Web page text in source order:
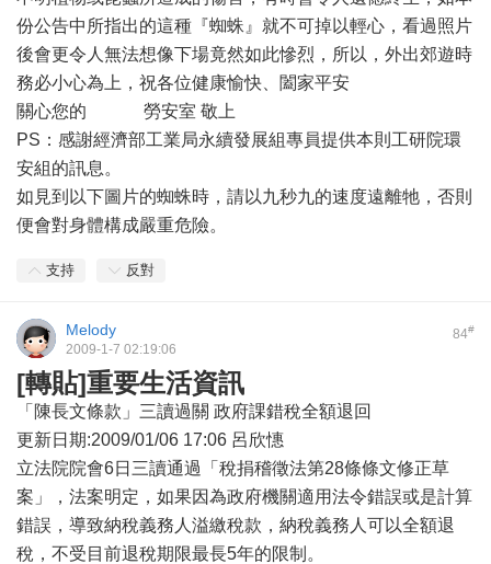
份公告中所指出的這種『蜘蛛』就不可掉以輕心，看過照片
後會更令人無法想像下場竟然如此慘烈，所以，外出郊遊時
務必小心為上，祝各位健康愉快、闔家平安
關心您的 勞安室 敬上
PS：感謝經濟部工業局永續發展組專員提供本則工研院環
安組的訊息。
如見到以下圖片的蜘蛛時，請以九秒九的速度遠離牠，否則
便會對身體構成嚴重危險。
支持 反對
84#
Melody
2009-1-7 02:19:06
[轉貼]重要生活資訊
「陳長文條款」三讀過關 政府課錯稅全額退回
更新日期:2009/01/06 17:06 呂欣憓
立法院院會6日三讀通過「稅捐稽徵法第28條條文修正草
案」，法案明定，如果因為政府機關適用法令錯誤或是計算
錯誤，導致納稅義務人溢繳稅款，納稅義務人可以全額退
稅，不受目前退稅期限最長5年的限制。